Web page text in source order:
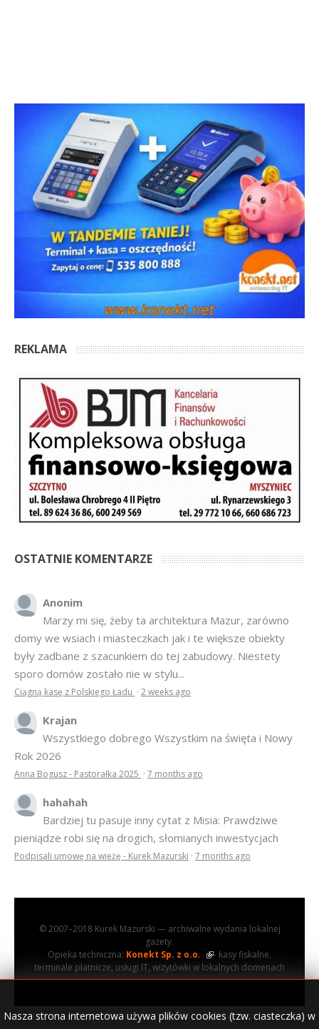
REKLAMA
OSTATNIE KOMENTARZE
Anonim
Marzy mi się, żeby ta architektura Mazur, zarówno
domy we wsiach i miasteczkach jak i te większe obiekty
były zadbane z szacunkiem do tej zabudowy. Niestety
sporo domów zostało nie w stylu...
Ciągną kasę z Polskiego Ładu · 2 weeks ago
Krajan
Wszystkiego dobrego Wszystkim na święta i Nowy
Rok 2026
Anna Bogusz - Pastorałka 2025 · 7 months ago
hahahah
Bardziej tu pasuje inny cytat z Misia: Prawdziwe
pieniądze robi się na drogich, słomianych inwestycjach
Podpisali umowę na wieżę - Kurek Mazurski · 7 months ago
Nasza strona internetowa używa plików cookies (tzw. ciasteczka) w
© 2007–2018 Kurek Mazurski — archiwalne wydania lokalnej
gazety.
Opieka techniczna: Konekt Sp. z o.o.
- kasy fiskalne,
terminale płatnicze, usługi IT, wizytówki w lokalnych domenach